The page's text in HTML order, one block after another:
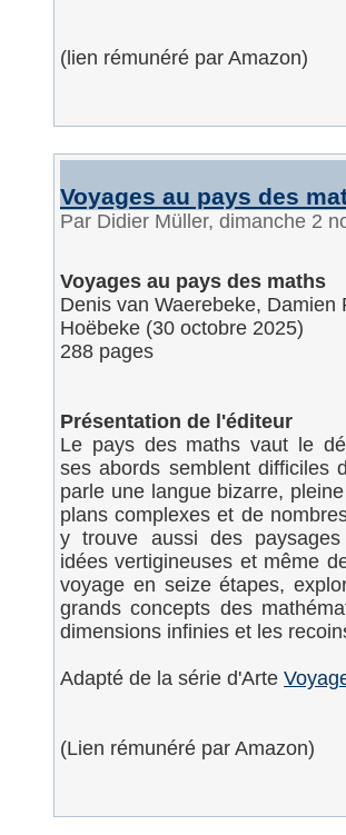
(lien rémunéré par Amazon)
Voyages au pays des
Par Didier Müller, dimanche 2
Voyages au pays des maths
Denis van Waerebeke, Damien
Hoëbeke (30 octobre 2025)
288 pages
Présentation de l'éditeur
Le pays des maths vaut le
ses abords semblent difficiles
parle une langue bizarre,
plans complexes et de
y trouve aussi des
idées vertigineuses et même
voyage en seize étapes,
grands concepts des
dimensions infinies et les
Adapté de la série d'Arte
(Lien rémunéré par Amazon)